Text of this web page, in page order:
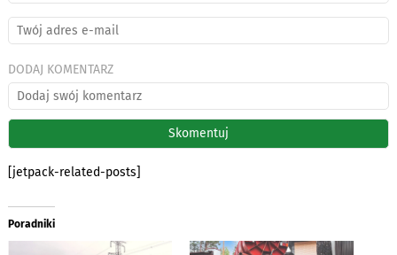
DODAJ KOMENTARZ
[jetpack-related-posts]
Poradniki